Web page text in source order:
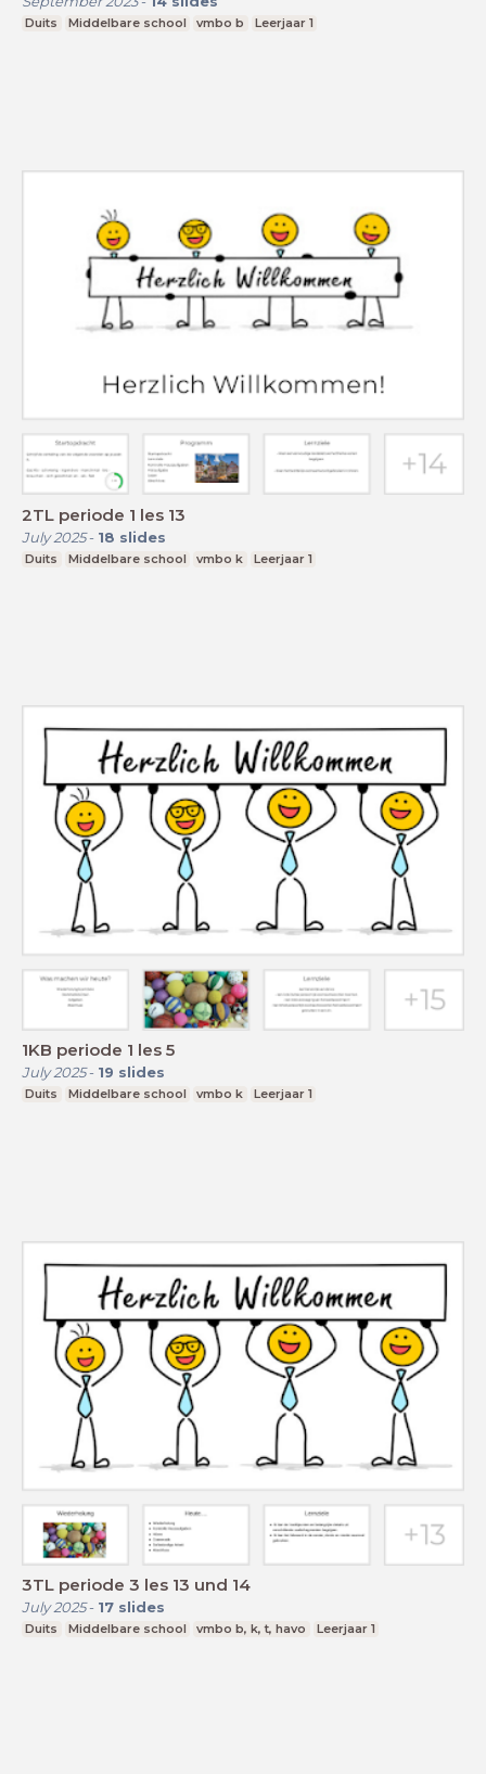
Duits Middelbare school vmbo b Leerjaar 1
2TL periode 1 les 13
July 2025- 18 slides
Duits Middelbare school vmbo k Leerjaar 1
1KB periode 1 les 5
July 2025- 19 slides
Duits Middelbare school vmbo k Leerjaar 1
3TL periode 3 les 13 und 14
July 2025- 17 slides
Duits Middelbare school vmbo b, k, t, havo Leerjaar 1